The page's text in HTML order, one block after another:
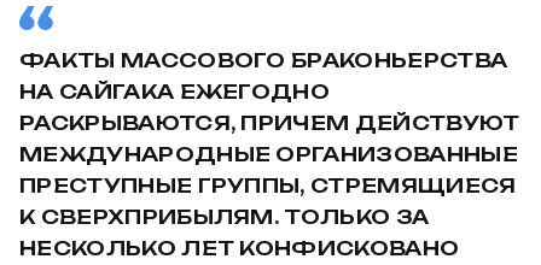
ФАКТЫ МАССОВОГО БРАКОНЬЕРСТВА
НА САЙГАКА ЕЖЕГОДНО
РАСКРЫВАЮТСЯ, ПРИЧЕМ ДЕЙСТВУЮТ
МЕЖДУНАРОДНЫЕ ОРГАНИЗОВАННЫЕ
ПРЕСТУПНЫЕ ГРУППЫ, СТРЕМЯЩИЕСЯ
К СВЕРХПРИБЫЛЯМ. ТОЛЬКО ЗА
НЕСКОЛЬКО ЛЕТ КОНФИСКОВАНО